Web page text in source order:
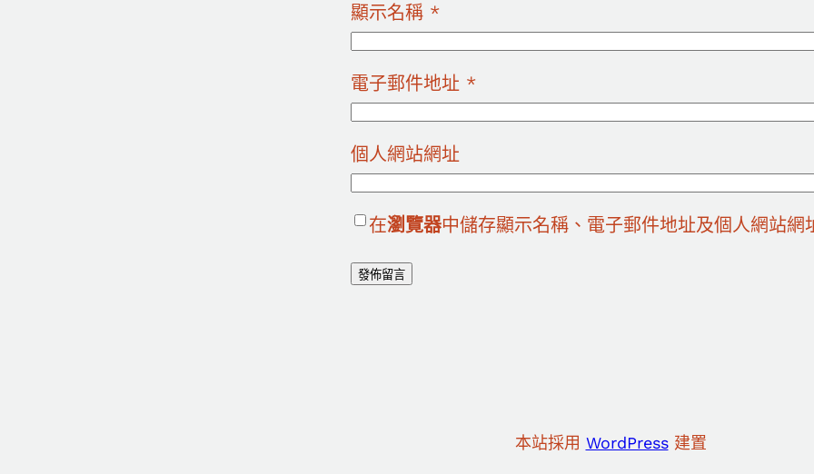
顯示名稱 *
電子郵件地址 *
個人網站網址
在瀏覽器中儲存顯示名稱、電子郵件地址及個人網站網
本站採用 WordPress建置